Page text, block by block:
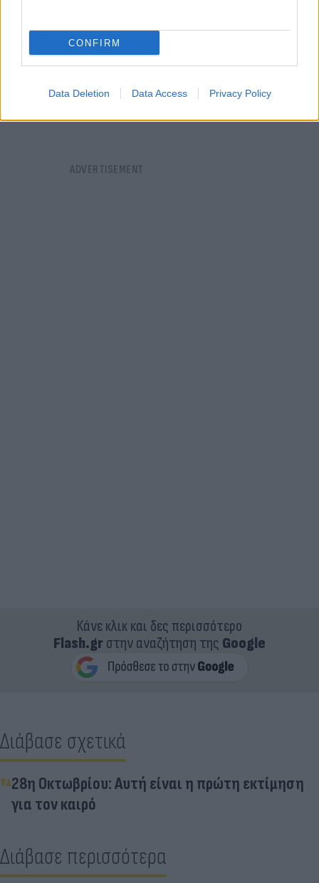
CONFIRM
Data Deletion Data Access Privacy Policy
Κάνε κλικ και δες περισσότερο
Flash.grστην αναζήτηση της Google
Διάβασε σχετικά
28η Οκτωβρίου: Αυτή είναι η πρώτη εκτίμηση
για τον καιρό
Διάβασε περισσότερα